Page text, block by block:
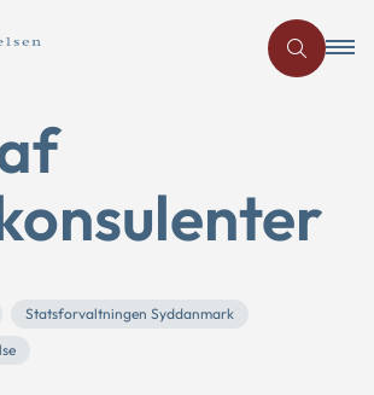
Statsforvaltningen Syddanmark